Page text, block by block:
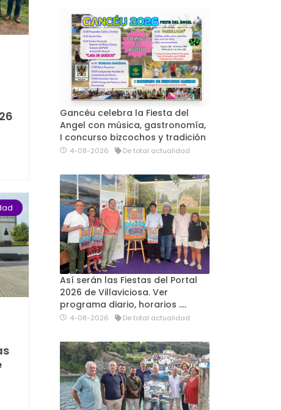
Gancéu celebra la Fiesta del
Angel con música, gastronomía,
I concurso bizcochos y tradición
4-08-2026 De total actualidad
Así serán las Fiestas del Portal
2026 de Villaviciosa. Ver
programa diario, horarios ….
4-08-2026 De total actualidad